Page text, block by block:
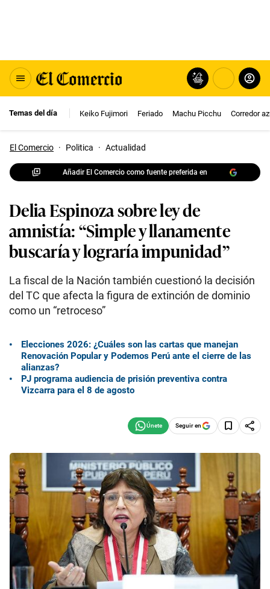
Temas del día Keiko Fujimori Feriado Machu Picchu Corredor
El Comercio · Politica · Actualidad
Añadir El Comercio como fuente preferida en
Delia Espinoza sobre ley de
amnistía: “Simple y llanamente
buscaría y lograría impunidad”
La fiscal de la Nación también cuestionó la decisión
del TC que afecta la figura de extinción de dominio
como un “retroceso”
Elecciones 2026: ¿Cuáles son las cartas que manejan
Renovación Popular y Podemos Perú ante el cierre de las
alianzas?
PJ programa audiencia de prisión preventiva contra
Vizcarra para el 8 de agosto
Seguir en